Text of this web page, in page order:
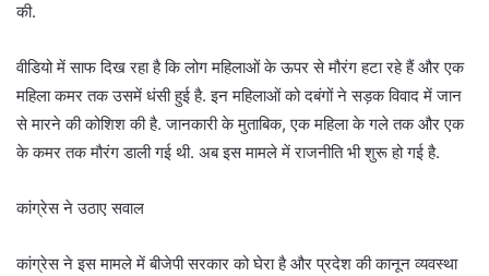
की.
वीडियो में साफ दिख रहा है कि लोग महिलाओं के ऊपर से मौरंग हटा रहे हैं और एक
महिला कमर तक उसमें धंसी हुई है. इन महिलाओं को दबंगों ने सड़क विवाद में जान
से मारने की कोशिश की है. जानकारी के मुताबिक, एक महिला के गले तक और एक
के कमर तक मौरंग डाली गई थी. अब इस मामले में राजनीति भी शुरू हो गई है.
कांग्रेस ने उठाए सवाल
कांग्रेस ने इस मामले में बीजेपी सरकार को घेरा है और प्रदेश की कानून व्यवस्था